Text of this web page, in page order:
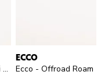
Ecco - Offroad Yucatan - Beige sandaler i nubuck
ECCO
Ecco - Offroad Roam